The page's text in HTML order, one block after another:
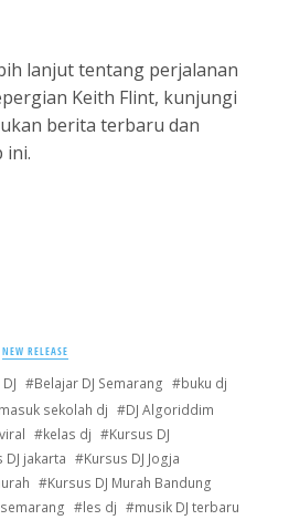
lanjut tentang perjalanan
Keith Flint, kunjungi
berita terbaru dan
ini.
NEW RELEASE
Belajar DJ Semarang
buku dj
sekolah dj
DJ Algoriddim
kelas dj
Kursus DJ
DJ jakarta
Kursus DJ Jogja
Kursus DJ Murah Bandung
les dj
musik DJ terbaru